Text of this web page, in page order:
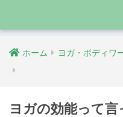
ホーム ヨガ・ボディワ
ヨガの効能って